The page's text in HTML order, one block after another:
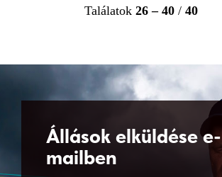
Találatok 26 – 40 / 40
Állások elküldése e-
mailben